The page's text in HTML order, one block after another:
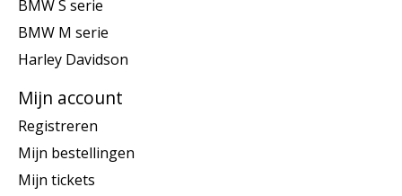
BMW S serie
BMW M serie
Harley Davidson
Mijn account
Registreren
Mijn bestellingen
Mijn tickets